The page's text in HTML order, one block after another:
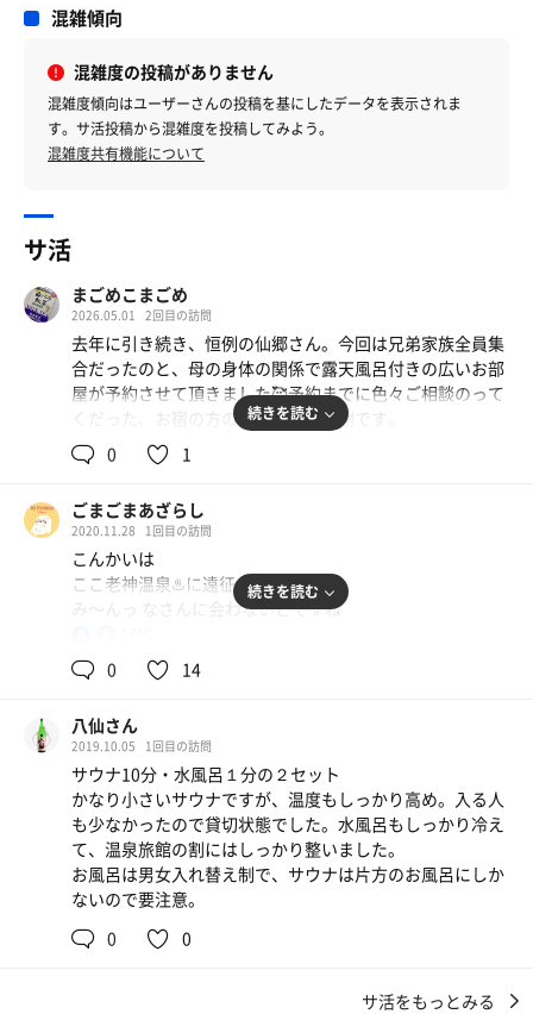
混雑傾向
混雑度の投稿がありません
混雑度傾向はユーザーさんの投稿を基にしたデータを表示されま
す。サ活投稿から混雑度を投稿してみよう。
混雑度共有機能について
サ活
まごめこまごめ
2026.05.01 2回目の訪問
去年に引き続き、恒例の仙郷さん。今回は兄弟家族全員集
合だったのと、母の身体の関係で露天風呂付きの広いお部
屋が予約させて頂きました🥰予約までに色々ご相談のって
くだった、お宿の方のお心遣いに感謝です。
大浴場のサウナが使用できるのは男性は15〜夕食まで、女
ど、温泉で下茹でしてからのサウナが心地よい🥰✨そし
て、大好きな水風呂。宿の方に確認したら、地下水とかで
はないみたいなんですが、そもそも、ここのお宿はどの水
道から出るお水も飲めるそう(しかも、おいちい🥰)でとに
く、最高の温泉です。
お風呂から出たら宿泊館までの廊下のすぐ外に日本カモシ
カが！😳✨寒くて中庭のライティングで暖をとっていたの
かも？
お部屋の露天風呂も最高で、大浴場もお部屋の露天風呂も
何度も入ってしまった。このお宿は本当に素晴らしい👏
帰宅後、悩みの手のアレルギーがすっかり治ってツルツル
果なのか？来年も絶対伺います🥰🥰✨
続きを読む
0 1
ごまごまあざらし
2020.11.28 1回目の訪問
こんかいは
ここ老神温泉♨️に遠征っ
み〜んっ なさんに会わないとですね
このご時世ですが、以前に予約したgo toを利用して、万座
温泉♨️、老神温泉♨️と梯子。今朝、起きると万座温泉は大
をゲットし、何とかやり過ごし、老神温泉♨️に着いたけ
ど、楽しみにしてたサウナは休止でしたっ💦
しかし、水風呂はある。こりゃ交替浴や。源泉の真横にポ
ジションして、ギリギリまで耐えて、水風呂にインっ。冷
たいけど、気持ち良いっ。そして、露天風呂で外気浴。お
おっ悪くないね。続いて、内風呂でふやけて、水風呂から
の内気浴。下半身じんわりするやん。更に内風呂で限界ま
で耐えてからの、水風呂＆内気浴。
サウナ休止でも、こころ緩みましたっ。こころ❤️緩めるの
続きを読む
0 14
八仙さん
2019.10.05 1回目の訪問
サウナ10分・水風呂１分の２セット
かなり小さいサウナですが、温度もしっかり高め。入る人
も少なかったので貸切状態でした。水風呂もしっかり冷え
て、温泉旅館の割にはしっかり整いました。
お風呂は男女入れ替え制で、サウナは片方のお風呂にしか
ないので要注意。
0
0
サ活をもっとみる